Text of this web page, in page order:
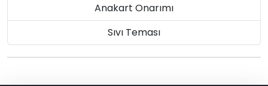
Anakart Onarımı
Sıvı Teması